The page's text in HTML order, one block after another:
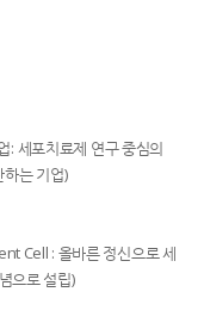
: 세포치료제 연구 중심의
는 기업)
Cell : 올바른 정신으로 세
으로 설립)